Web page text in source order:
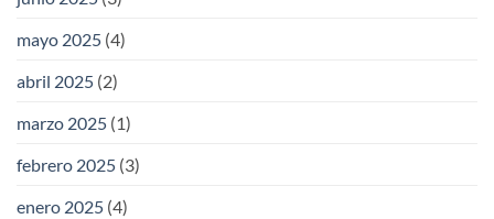
mayo 2025 (4)
abril 2025 (2)
marzo 2025 (1)
febrero 2025 (3)
enero 2025 (4)